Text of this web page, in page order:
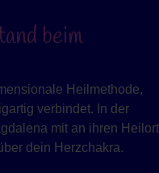
beim
Heilmethode,
verbindet. In der
mit an ihren Heilort
dein Herzchakra.